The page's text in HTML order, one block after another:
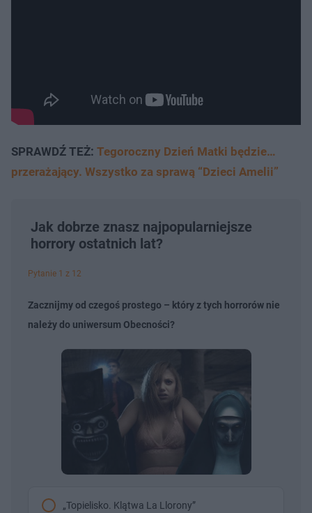
SPRAWDŹ TEŻ: Tegoroczny Dzień Matki będzie…
przerażający. Wszystko za sprawą “Dzieci Amelii”
Jak dobrze znasz najpopularniejsze
horrory ostatnich lat?
Pytanie 1 z 12
Zacznijmy od czegoś prostego – który z tych horrorów nie
należy do uniwersum Obecności?
„Topielisko. Klątwa La Llorony”